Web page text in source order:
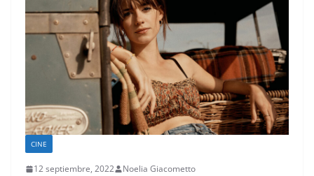
CINE
12 septiembre, 2022 Noelia Giacometto